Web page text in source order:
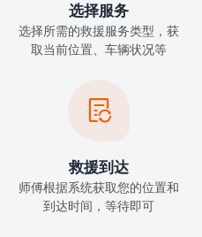
选择服务
选择所需的救援服务类型，获
取当前位置、车辆状况等

救援到达
师傅根据系统获取您的位置和
到达时间，等待即可